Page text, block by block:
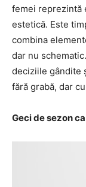
femei reprezintă
estetică. Este
combina
dar nu
deciziile gândite
fără grabă, dar
Geci de sezon